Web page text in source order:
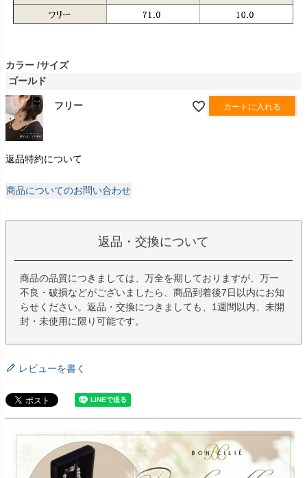
カラー サイズ
ゴールド
フリー カートに入れる
返品特約について
商品についてのお問い合わせ
返品・交換について
商品の品質につきましては、万全を期しておりますが、万一
不良・破損などがございましたら、商品到着後7日以内にお知
らせください。返品・交換につきましても、1週間以内、未開
封・未使用に限り可能です。
レビューを書く